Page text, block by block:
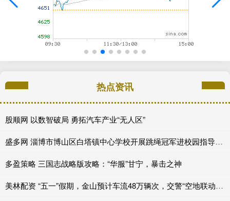
热点资讯
股顺网 以数智破局 勇拓汽车产业“无人区”
盛多网 淄博市博山区白塔镇中心学校开展跳绳冠军进校园指导活动
多盈策略 三国志战略版攻略：“华服”甘宁，暴击之神
美林配资 “五一”假期，金山预计车流48万辆次，交警“空地联动”应对“大考”